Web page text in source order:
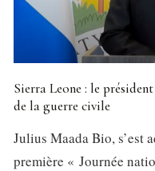
Sierra Leone : le
de la guerre civile
Julius Maada Bio, s’est
première « Journée